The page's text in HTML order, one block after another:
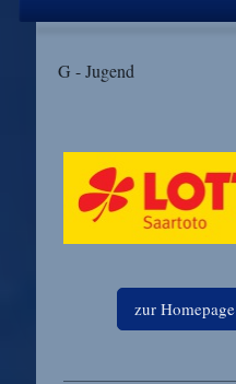
G - Jugend
zur Homepage